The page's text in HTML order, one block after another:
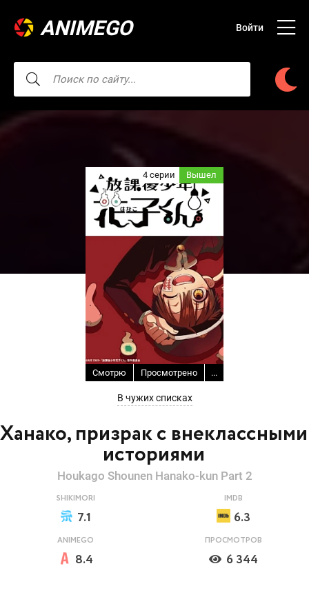
ANIMEGO Войти
Ханако, призрак с внеклассными
историями
4 серии Вышел
Смотрю Просмотрено ...
В чужих списках
Houkago Shounen Hanako-kun Part 2
SHIKIMORI
7.1
IMDB
6.3
ANIMEGO
8.4
ПРОСМОТРОВ
6 344